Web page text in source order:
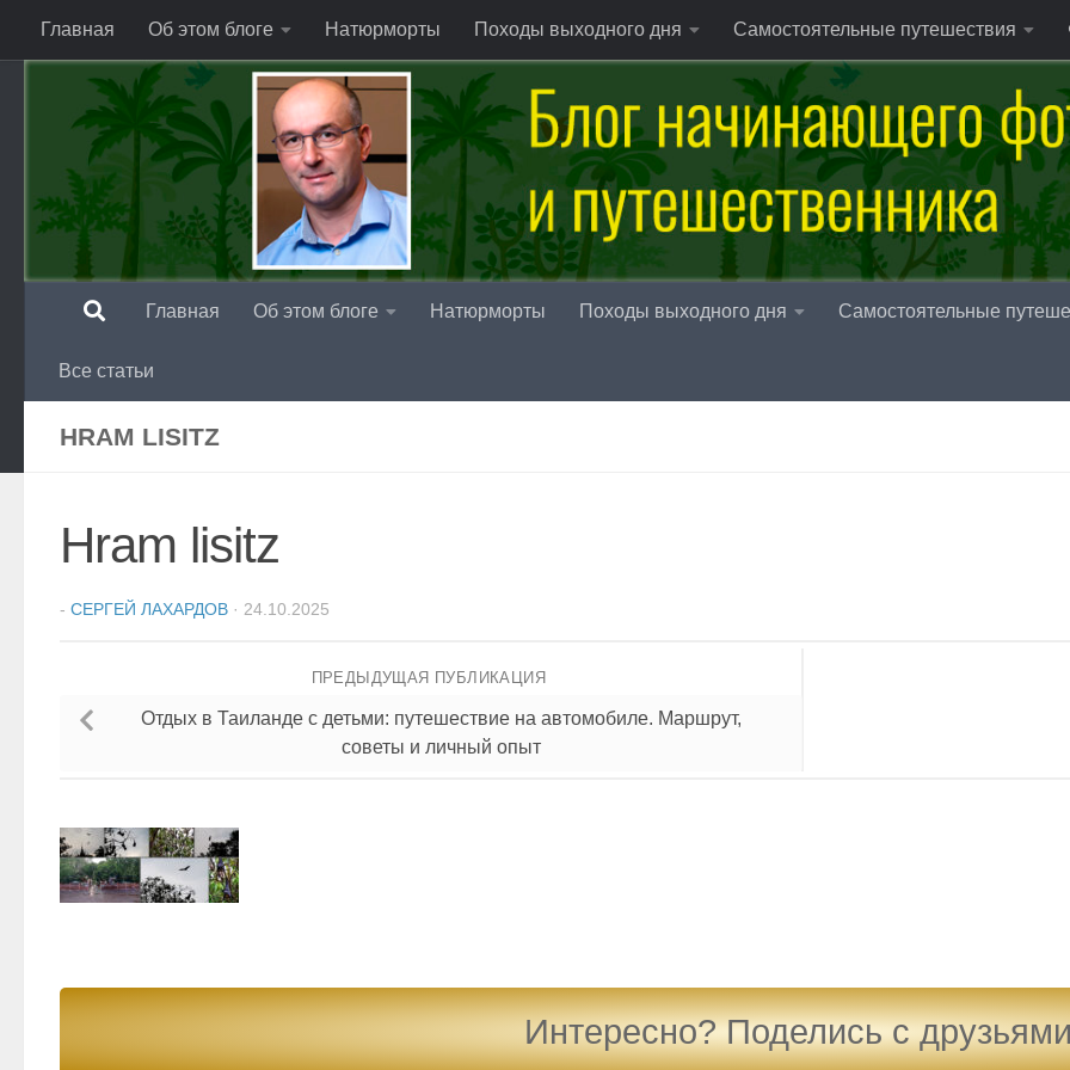
Перейти к содержимому
Главная Об этом блоге Натюрморты Походы выходного дня Самостоятельные путешествия
Главная Об этом блоге Натюрморты Походы выходного дня Самостоятельные
Все статьи
HRAM LISITZ
Hram lisitz
- СЕРГЕЙ ЛАХАРДОВ · 24.10.2025
ПРЕДЫДУЩАЯ ПУБЛИКАЦИЯ
Отдых в Таиланде с детьми: путешествие на автомобиле. Маршрут,
советы и личный опыт
Интересно? Поделись с